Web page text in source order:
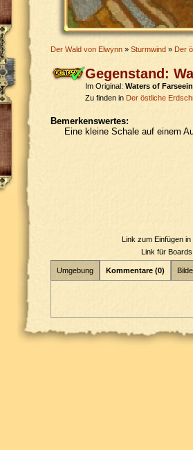
Der Wald von Elwynn » Sturmwind » Der
Gegenstand:
Im Original: Waters of
Zu finden in Der östliche
Bemerkenswertes:
Eine kleine Schale auf einem
Link zum Einfügen
Link für
Umgebung Kommentare (0)